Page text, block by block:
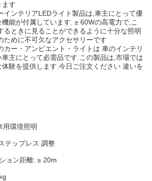
ます
インテリアLEDライト製品は,車主にとって優
能が付属しています. ≥ 60Wの高電力で,こ
るときに見ることができるように十分な照明
ために不可欠なアクセサリーです
カー・アンビエント・ライトは 車のインテリ
主にとって必需品です.この製品は,市場では
験を提供します.今日ご注文ください 違いを
用環境照明
テップレス 調整
ョン距離: ≥ 20m